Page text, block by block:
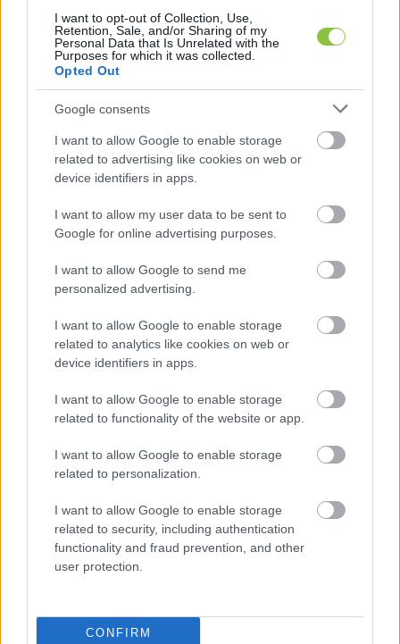
I want to opt-out of Collection, Use,
Retention, Sale, and/or Sharing of my
Personal Data that Is Unrelated with the
Purposes for which it was collected.
Opted Out
Google consents
I want to allow Google to enable storage
related to advertising like cookies on web or
device identifiers in apps.
I want to allow my user data to be sent to
Google for online advertising purposes.
I want to allow Google to send me
personalized advertising.
I want to allow Google to enable storage
related to analytics like cookies on web or
device identifiers in apps.
I want to allow Google to enable storage
related to functionality of the website or app.
I want to allow Google to enable storage
related to personalization.
I want to allow Google to enable storage
related to security, including authentication
functionality and fraud prevention, and other
user protection.
CONFIRM
Sinopharm a koronavírus súlyos
mellékhatásaitól. Szintén nagyon alacsony a
meggyőződésük arról, hogy a
társbetegségekkel bíró embereknél hatásos a
vakcina és megvédi őket a súlyos
mellékhatásoktól.
így fejezi ki, hogy miben mennyire biztos.
444.hu portál
„kutatás” eredményéről számolt be. Arra kérték
olvasóikat, hogy akik az oltások után
antitesttesztet végeztettek (laboratóriumi
körülmények között), küldjék be az eredményt,
kiértékeltetik szakértőkkel. Több, mint 500 minta
érkezett be, és azt tapasztalták, hogy a legtöbb
negatív teszt (nincs kellő mértékű antitest) olyan